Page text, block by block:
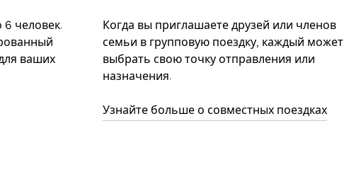
6 человек.
ваших
Когда вы приглашаете друзей или членов
семьи в групповую поездку, каждый может
выбрать свою точку отправления или
назначения.
Узнайте больше о совместных поездках